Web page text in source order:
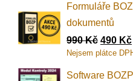
Formuláře
dokumentů
990Kč 490 Kč
Nejsem plátce
Software